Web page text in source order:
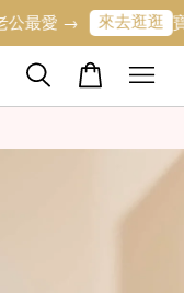
來去逛逛 寶寶的第